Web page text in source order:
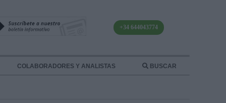
+34 644043774
COLABORADORES Y ANALISTAS BUSCAR